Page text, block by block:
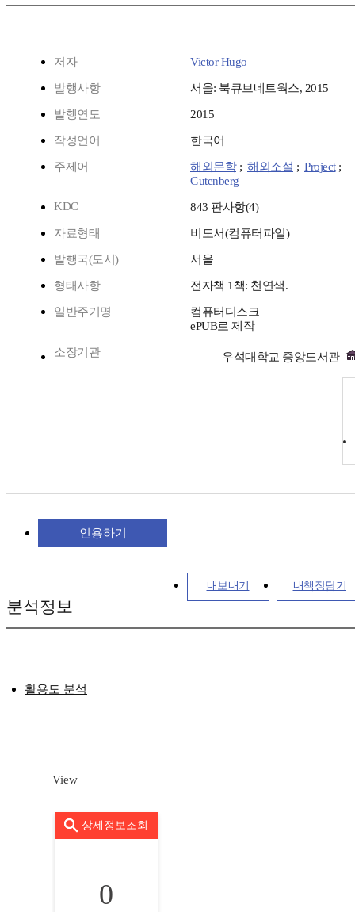
저자 Victor Hugo
발행사항 서울: 북큐브네트웍스, 2015
발행연도 2015
작성언어 한국어
주제어 해외문학; 해외소설 ; Project;
Gutenberg
KDC
843 판사항(4)
자료형태 비도서(컴퓨터파일)
발행국(도시) 서울
형태사항 전자책 1책: 천연색.
일반주기명
컴퓨터디스크
ePUB로 제작
소장기관 우석대학교 중앙도서관
인용하기
내보내기 내책장담기
분석정보
활용도 분석
View
상세정보조회
0